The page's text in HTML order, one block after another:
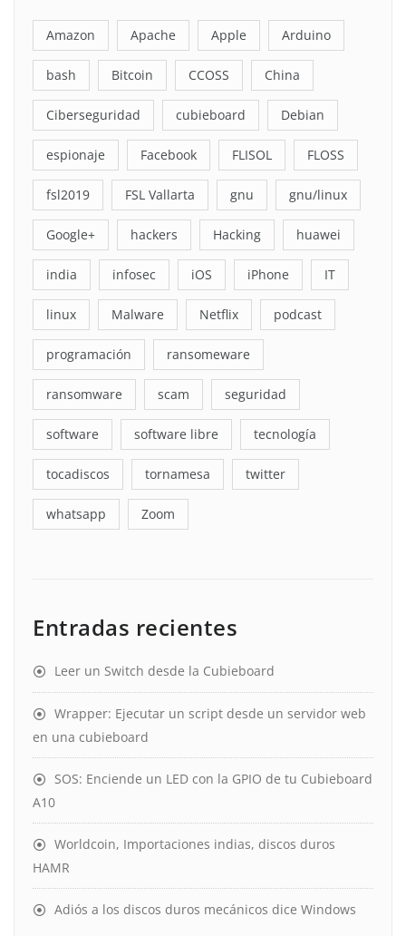
Amazon Apache Apple Arduino
bash Bitcoin CCOSS China
Ciberseguridad cubieboard Debian
espionaje Facebook FLISOL FLOSS
fsl2019 FSL Vallarta gnu gnu/linux
Google+ hackers Hacking huawei
india infosec iOS iPhone IT
linux Malware Netflix podcast
programación ransomeware
ransomware scam seguridad
software software libre tecnología
tocadiscos tornamesa twitter
whatsapp Zoom
Entradas recientes
Leer un Switch desde la Cubieboard
Wrapper: Ejecutar un script desde un servidor web
en una cubieboard
SOS: Enciende un LED con la GPIO de tu Cubieboard
A10
Worldcoin, Importaciones indias, discos duros
HAMR
Adiós a los discos duros mecánicos dice Windows